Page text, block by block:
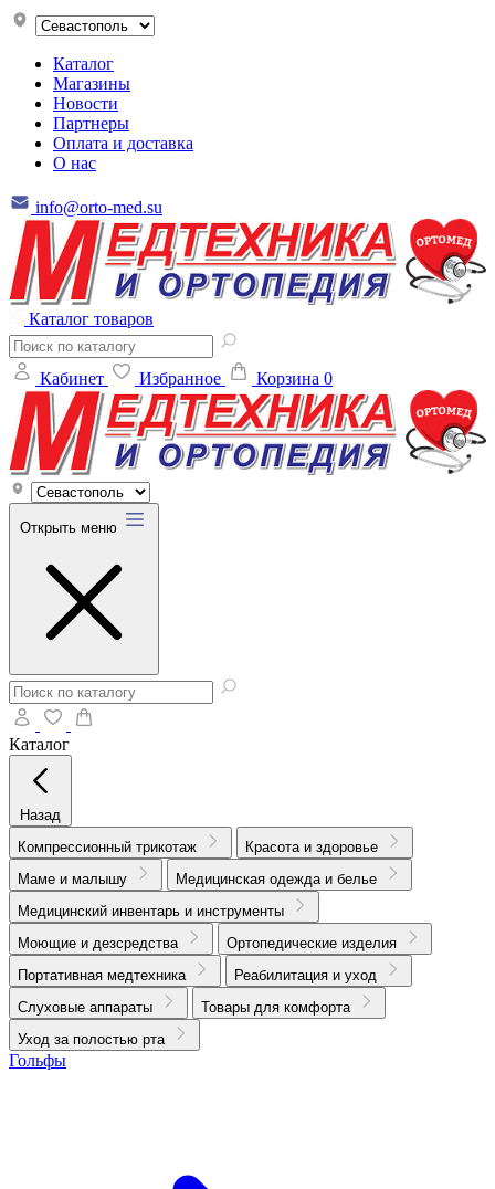
Каталог
Магазины
Новости
Партнеры
Оплата и доставка
О нас
info@orto-med.su
Каталог товаров
Кабинет Избранное Корзина 0
Открыть меню
Каталог
Назад
Компрессионный трикотаж
Красота и здоровье
Маме и малышу
Медицинская одежда и белье
Медицинский инвентарь и инструменты
Моющие и дезсредства
Ортопедические изделия
Портативная медтехника
Реабилитация и уход
Слуховые аппараты
Товары для комфорта
Уход за полостью рта
Гольфы